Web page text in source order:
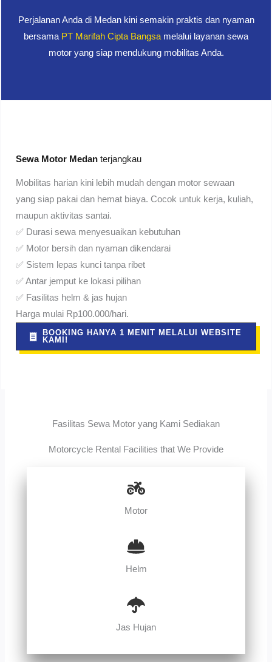
Perjalanan Anda di Medan kini semakin praktis dan nyaman
bersama PT Marifah Cipta Bangsa melalui layanan sewa
motor yang siap mendukung mobilitas Anda.
Sewa Motor Medanterjangkau
Mobilitas harian kini lebih mudah dengan motor sewaan
yang siap pakai dan hemat biaya. Cocok untuk kerja, kuliah,
maupun aktivitas santai.
✅ Durasi sewa menyesuaikan kebutuhan
✅ Motor bersih dan nyaman dikendarai
✅ Sistem lepas kunci tanpa ribet
✅ Antar jemput ke lokasi pilihan
✅ Fasilitas helm & jas hujan
Harga mulai Rp100.000/hari.
BOOKING HANYA 1 MENIT MELALUI WEBSITE
KAMI!
Fasilitas Sewa Motor yang Kami Sediakan
Motorcycle Rental Facilities that We Provide
Motor
Helm
Jas Hujan